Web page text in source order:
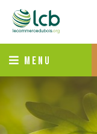
MENU